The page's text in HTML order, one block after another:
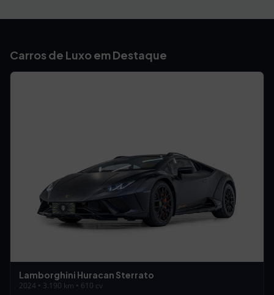
Carros de Luxo em Destaque
Lamborghini Huracan Sterrato
2024 • 3.190 km • 610 cv